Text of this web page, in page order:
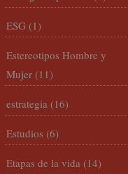
ESG (1)
Estereotipos Hombre y
Mujer (11)
estrategia (16)
Estudios (6)
Etapas de la vida (14)